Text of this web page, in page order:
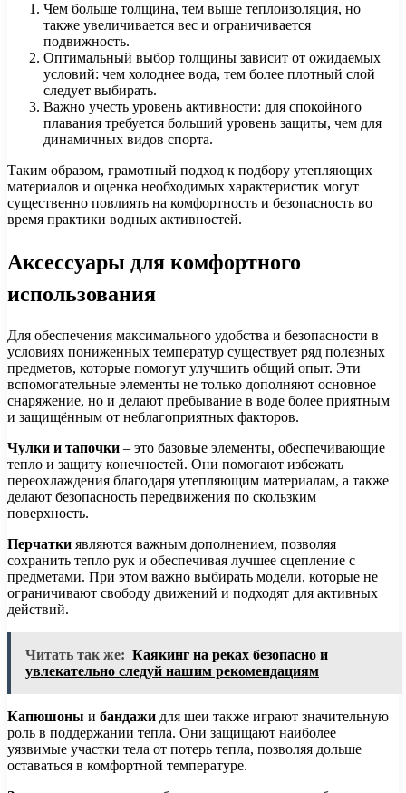
Чем больше толщина, тем выше теплоизоляция, но
также увеличивается вес и ограничивается
подвижность.
Оптимальный выбор толщины зависит от ожидаемых
условий: чем холоднее вода, тем более плотный слой
следует выбирать.
Важно учесть уровень активности: для спокойного
плавания требуется больший уровень защиты, чем для
динамичных видов спорта.
Таким образом, грамотный подход к подбору утепляющих
материалов и оценка необходимых характеристик могут
существенно повлиять на комфортность и безопасность во
время практики водных активностей.
Аксессуары для комфортного
использования
Для обеспечения максимального удобства и безопасности в
условиях пониженных температур существует ряд полезных
предметов, которые помогут улучшить общий опыт. Эти
вспомогательные элементы не только дополняют основное
снаряжение, но и делают пребывание в воде более приятным
и защищённым от неблагоприятных факторов.
Чулки и тапочки – это базовые элементы, обеспечивающие
тепло и защиту конечностей. Они помогают избежать
переохлаждения благодаря утепляющим материалам, а также
делают безопасность передвижения по скользким
поверхность.
Перчатки являются важным дополнением, позволяя
сохранить тепло рук и обеспечивая лучшее сцепление с
предметами. При этом важно выбирать модели, которые не
ограничивают свободу движений и подходят для активных
действий.
Читать так же: Каякинг на реках безопасно и
увлекательно следуй нашим рекомендациям
Капюшоны и бандажи для шеи также играют значительную
роль в поддержании тепла. Они защищают наиболее
уязвимые участки тела от потерь тепла, позволяя дольше
оставаться в комфортной температуре.